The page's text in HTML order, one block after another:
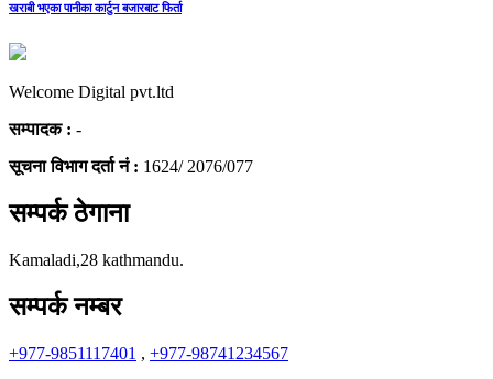
खराबी भएका पानीका कार्टुन बजारबाट फिर्ता
Welcome Digital pvt.ltd
सम्पादक : -
सूचना विभाग दर्ता नं : 1624/ 2076/077
सम्पर्क ठेगाना
Kamaladi,28 kathmandu.
सम्पर्क नम्बर
+977-9851117401 , +977-98741234567